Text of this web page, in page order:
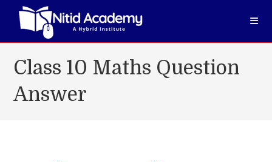
Class 10 Maths Question
Answer